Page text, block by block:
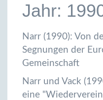
Jahr:
Narr (1990): Von
Segnungen der
Gemeinschaft
Narr und Vack
eine